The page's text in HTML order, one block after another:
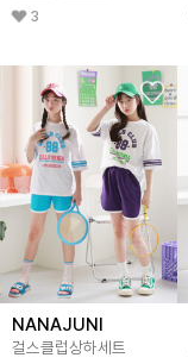
3
NANAJUNI
걸스클럽상하세트